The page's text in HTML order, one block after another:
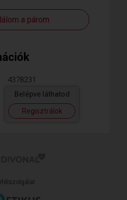
a párom
4378231
Belépve láthatod
Regisztrálok